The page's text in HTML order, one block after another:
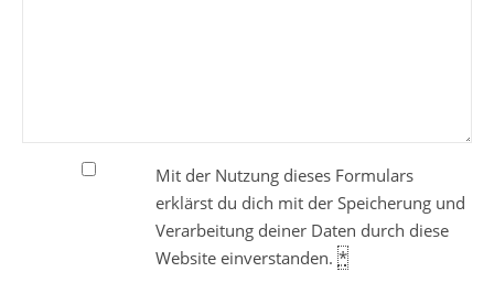
Mit der Nutzung dieses Formulars
erklärst du dich mit der Speicherung und
Verarbeitung deiner Daten durch diese
Website einverstanden. *